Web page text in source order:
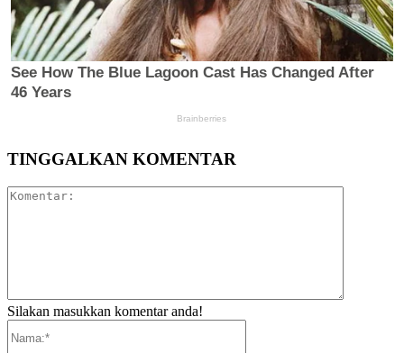
TINGGALKAN KOMENTAR
Silakan masukkan komentar anda!